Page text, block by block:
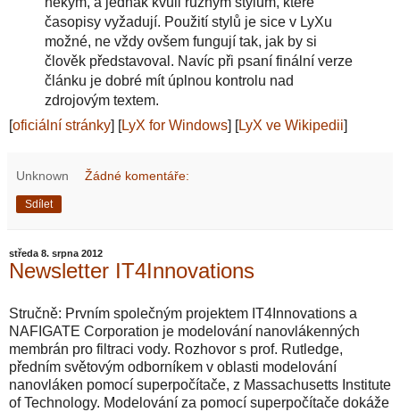
časopisy vyžadují. Použití stylů je sice v LyXu
možné, ne vždy ovšem fungují tak, jak by si
člověk představoval. Navíc při psaní finální verze
článku je dobré mít úplnou kontrolu nad
zdrojovým textem.
oficiální stránky LyX for Windows LyX ve Wikipedii
Unknown Žádné komentáře:
Sdílet
středa 8. srpna 2012
Newsletter IT4Innovations
Stručně: Prvním společným projektem IT4Innovations a
NAFIGATE Corporation je modelování nanovlákenných
membrán pro filtraci vody. Rozhovor s prof. Rutledge,
předním světovým odborníkem v oblasti modelování
nanovláken pomocí superpočítače, z Massachusetts Institute
of Technology. Modelování za pomocí superpočítače dokáže